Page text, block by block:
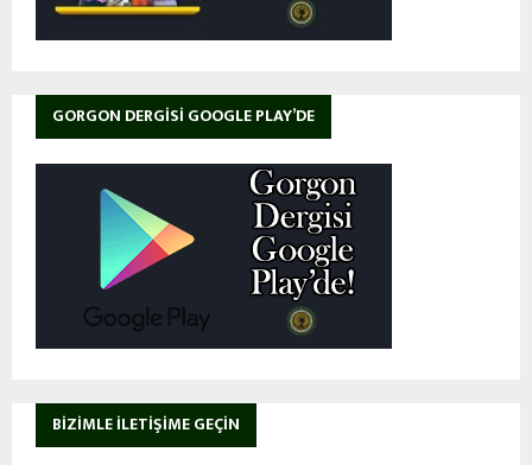
GORGON DERGISI GOOGLE PLAY’DE
BIZIMLE İLETIŞIME GEÇIN